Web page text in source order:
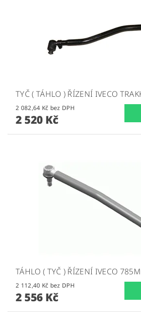
TYČ ( TÁHLO ) ŘÍZENÍ IVECO
2 082,64 Kč bez DPH
2 520 Kč
TÁHLO ( TYČ ) ŘÍZENÍ IVECO
2 112,40 Kč bez DPH
2 556 Kč